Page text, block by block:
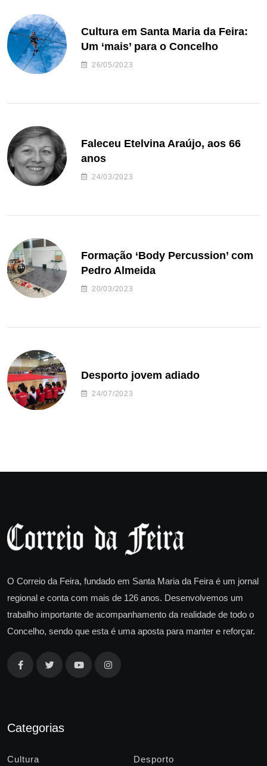
Cultura em Santa Maria da Feira:
Um ‘mais’ para o Concelho
26/05/2023
Faleceu Etelvina Araújo, aos 66
anos
24/03/2023
Formação ‘Body Percussion’ com
Pedro Almeida
20/03/2023
Desporto jovem adiado
24/07/2023
O Correio da Feira, fundado em Santa Maria da Feira é um jornal
regional e conta com mais de 126 anos. Desenvolvemos um
trabalho importante de acompanhamento da realidade de todo o
Concelho, sendo que esta é uma aposta para manter e reforçar.
Categorias
Cultura Desporto